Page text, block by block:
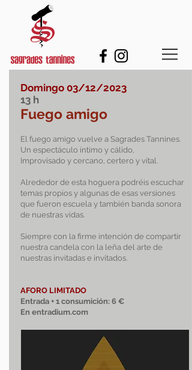
Domingo 03/12/2023
13 h
Fuego amigo
El fuego amigo vuelve a Sagrades Tannines.
Un espectáculo íntimo y cálido,
Improvisado y cercano, certero y vital.
Alrededor de esta hoguera podréis escuchar
temas propios y algunas de esas versiones
que fueron escuela y también banda sonora
de nuestras vidas.
Siempre con la firme intención de compartir
nuestra candela con la leña del arte de
nuestras invitadas e invitados.
AFORO LIMITADO
Entrada + 1 consumición: 6 €
En entradium.com